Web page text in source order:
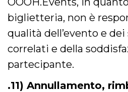
biglietteria, non è
qualità dell’evento e
correlati e della
partecipante.
.11) Annullamento,